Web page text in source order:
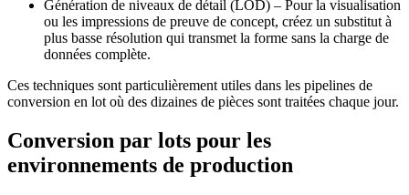
Génération de niveaux de détail (LOD) – Pour la visualisation
ou les impressions de preuve de concept, créez un substitut à
plus basse résolution qui transmet la forme sans la charge de
données complète.
Ces techniques sont particulièrement utiles dans les pipelines de
conversion en lot où des dizaines de pièces sont traitées chaque jour.
Conversion par lots pour les
environnements de production